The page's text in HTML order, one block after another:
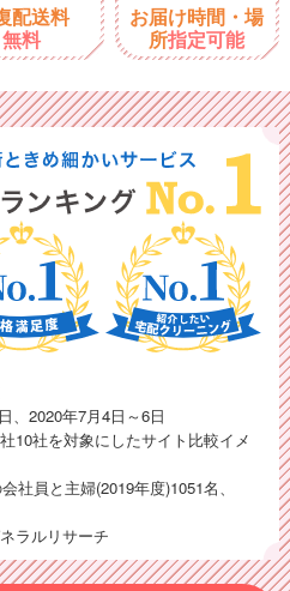
配送料
無料
お届け時間・場
所指定可能
、2020年7月4日～6日
10社を対象にしたサイト比較イメ
社員と主婦(2019年度)1051名、
ラルリサーチ